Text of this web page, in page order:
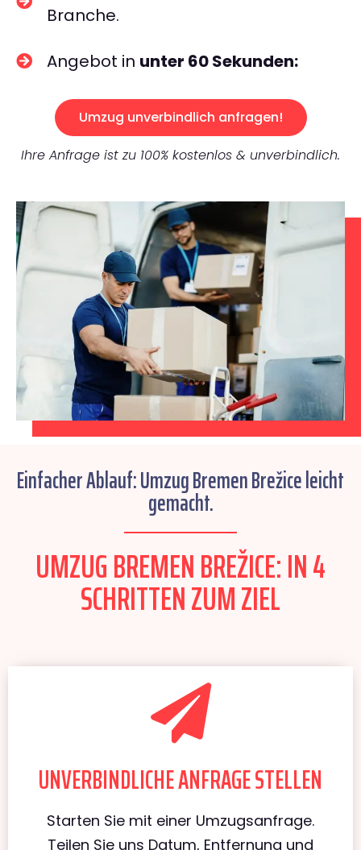
Branche.
Angebot in unter 60 Sekunden:
Umzug unverbindlich anfragen!
Ihre Anfrage ist zu 100% kostenlos & unverbindlich.
Einfacher Ablauf: Umzug Bremen Brežice leicht
gemacht.
UMZUG BREMEN BREŽICE: IN 4
SCHRITTEN ZUM ZIEL
UNVERBINDLICHE ANFRAGE STELLEN
Starten Sie mit einer Umzugsanfrage.
Teilen Sie uns Datum, Entfernung und